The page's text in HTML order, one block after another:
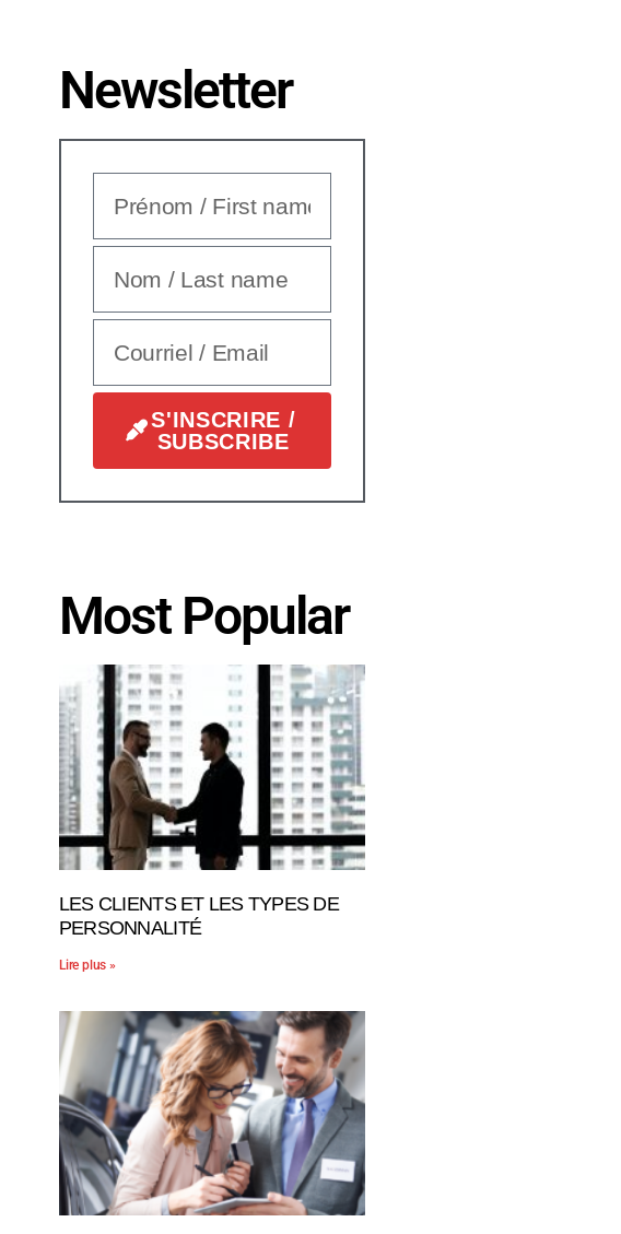
Newsletter
S'INSCRIRE /
SUBSCRIBE
Most Popular
LES CLIENTS ET LES TYPES DE
PERSONNALITÉ
Lire plus »